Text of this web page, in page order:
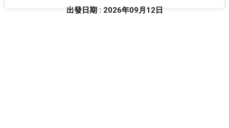
出發日期 : 2026年09月12日